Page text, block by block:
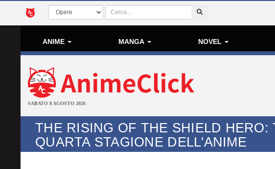
ANIME MANGA NOVEL
SABATO 8 AGOSTO 2026
THE RISING OF THE SHIELD HERO:
QUARTA STAGIONE DELL'ANIME